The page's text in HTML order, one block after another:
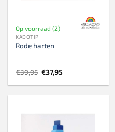
Op voorraad (2)
KADOTIP
Rode harten
€39,95 Oorspronkelijke
prijs
was:
€37,95Huidige
is: